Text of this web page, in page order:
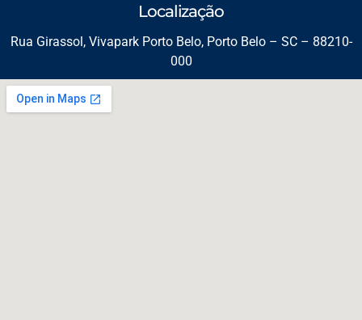
Localização
Rua Girassol, Vivapark Porto Belo, Porto Belo – SC – 88210-
000